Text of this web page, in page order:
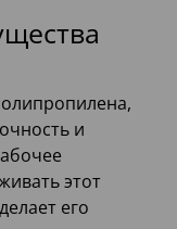
и
этот
его